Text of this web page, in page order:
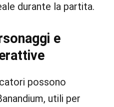
durante la partita.
e
possono
utili per